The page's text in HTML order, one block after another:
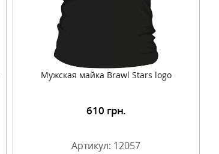
Мужская майка Brawl Stars logo
610 грн.
Артикул: 12057